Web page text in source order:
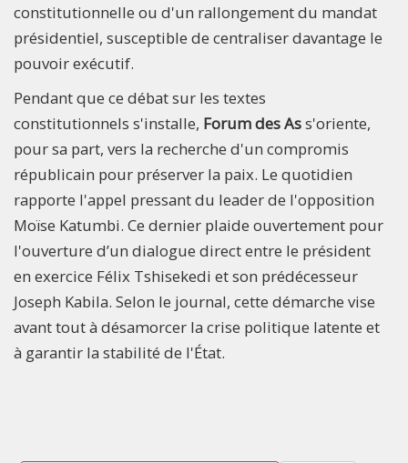
constitutionnelle ou d'un rallongement du mandat
présidentiel, susceptible de centraliser davantage le
pouvoir exécutif.
Pendant que ce débat sur les textes
constitutionnels s'installe, Forum des Ass'oriente,
pour sa part, vers la recherche d'un compromis
républicain pour préserver la paix. Le quotidien
rapporte l'appel pressant du leader de l'opposition
Moïse Katumbi. Ce dernier plaide ouvertement pour
l'ouverture d’un dialogue direct entre le président
en exercice Félix Tshisekedi et son prédécesseur
Joseph Kabila. Selon le journal, cette démarche vise
avant tout à désamorcer la crise politique latente et
à garantir la stabilité de l'État.